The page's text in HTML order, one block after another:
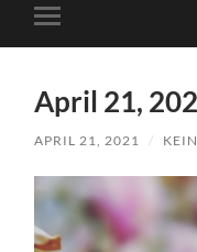
Mobile-
Menü
April 21,
APRIL 21, 2021 /